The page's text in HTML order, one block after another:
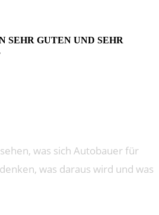
SEHR GUTEN UND SEHR
was sich Autobauer für
was daraus wird und was